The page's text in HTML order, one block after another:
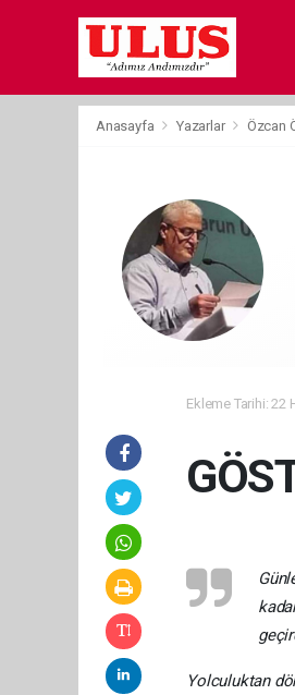
Anasayfa Yazarlar Özcan
Ekleme Tarihi: 22
Yolculuktan